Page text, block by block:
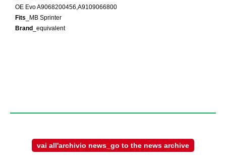
OE Evo A9068200456,A9109066800
Fits _MB Sprinter
Brand
_equivalent
vai all'archivio news_go to the news archive